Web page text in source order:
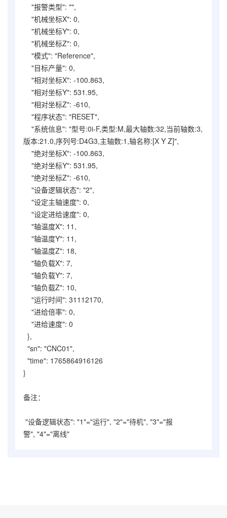
"报警类型": "",
"机械坐标X": 0,
"机械坐标Y": 0,
"机械坐标Z": 0,
"模式": "Reference",
"目标产量": 0,
"相对坐标X": -100.863,
"相对坐标Y": 531.95,
"相对坐标Z": -610,
"程序状态": "RESET",
"系统信息": "型号:0i-F,类型:M,最大轴数:32,当前轴数:3,
版本:21.0,序列号:D4G3,主轴数:1,轴名称:[X Y Z]",
"绝对坐标X": -100.863,
"绝对坐标Y": 531.95,
"绝对坐标Z": -610,
"设备逻辑状态": "2",
"设定主轴速度": 0,
"设定进给速度": 0,
"轴温度X": 11,
"轴温度Y": 11,
"轴温度Z": 18,
"轴负载X": 7,
"轴负载Y": 7,
"轴负载Z": 10,
"运行时间": 31112170,
"进给倍率": 0,
"进给速度": 0
},
"sn": "CNC01",
"time": 1765864916126
}
备注：
"设备逻辑状态": "1"="运行", "2"="待机", "3"="报
警", "4"="离线"